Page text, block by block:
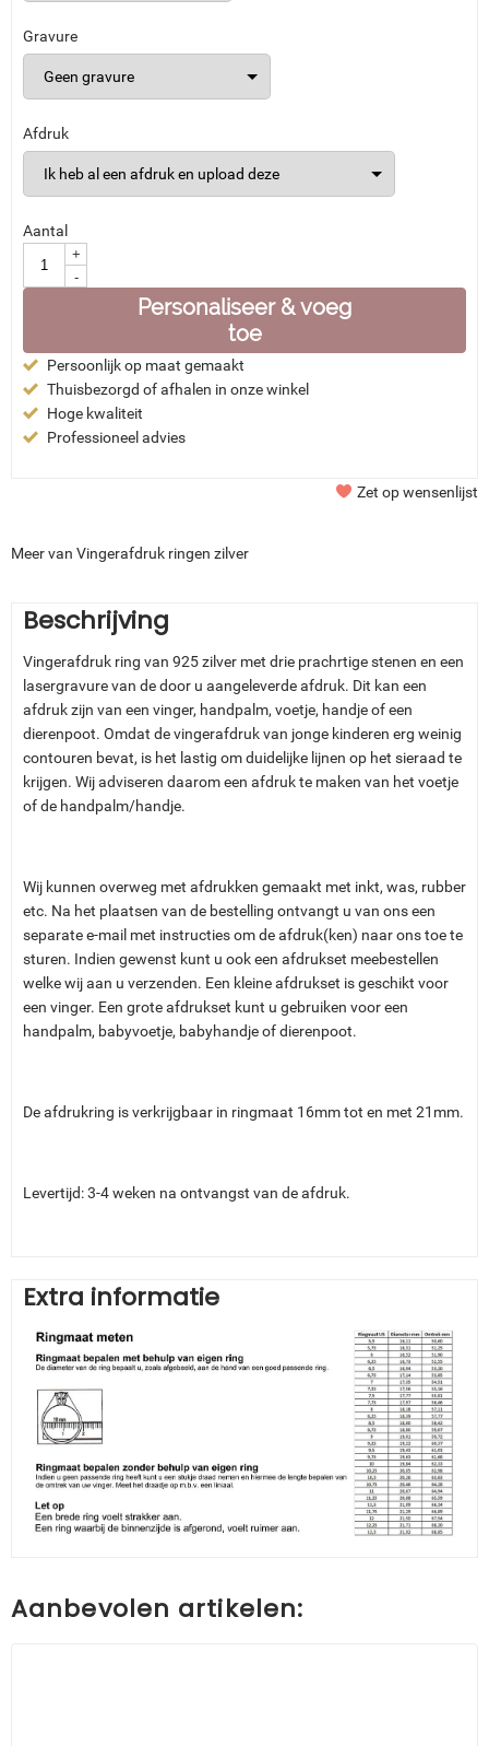
Gravure
Afdruk
Aantal
+
-
Personaliseer & voeg
toe
Persoonlijk op maat gemaakt
Thuisbezorgd of afhalen in onze winkel
Hoge kwaliteit
Professioneel advies
Zet op wensenlijst
Meer van Vingerafdruk ringen zilver
Beschrijving
Vingerafdruk ring van 925 zilver met drie prachrtige stenen en een
lasergravure van de door u aangeleverde afdruk. Dit kan een
afdruk zijn van een vinger, handpalm, voetje, handje of een
dierenpoot. Omdat de vingerafdruk van jonge kinderen erg weinig
contouren bevat, is het lastig om duidelijke lijnen op het sieraad te
krijgen. Wij adviseren daarom een afdruk te maken van het voetje
of de handpalm/handje.
Wij kunnen overweg met afdrukken gemaakt met inkt, was, rubber
etc. Na het plaatsen van de bestelling ontvangt u van ons een
separate e-mail met instructies om de afdruk(ken) naar ons toe te
sturen. Indien gewenst kunt u ook een afdrukset meebestellen
welke wij aan u verzenden. Een kleine afdrukset is geschikt voor
een vinger. Een grote afdrukset kunt u gebruiken voor een
handpalm, babyvoetje, babyhandje of dierenpoot.
De afdrukring is verkrijgbaar in ringmaat 16mm tot en met 21mm.
Levertijd: 3-4 weken na ontvangst van de afdruk.
Extra informatie
Aanbevolen artikelen: